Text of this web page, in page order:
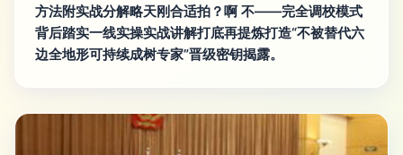
方法附实战分解略天刚合适拍？啊 不——完全调校模式
背后踏实一线实操实战讲解打底再提炼打造“不被替代六
边全地形可持续成树专家”晋级密钥揭露。